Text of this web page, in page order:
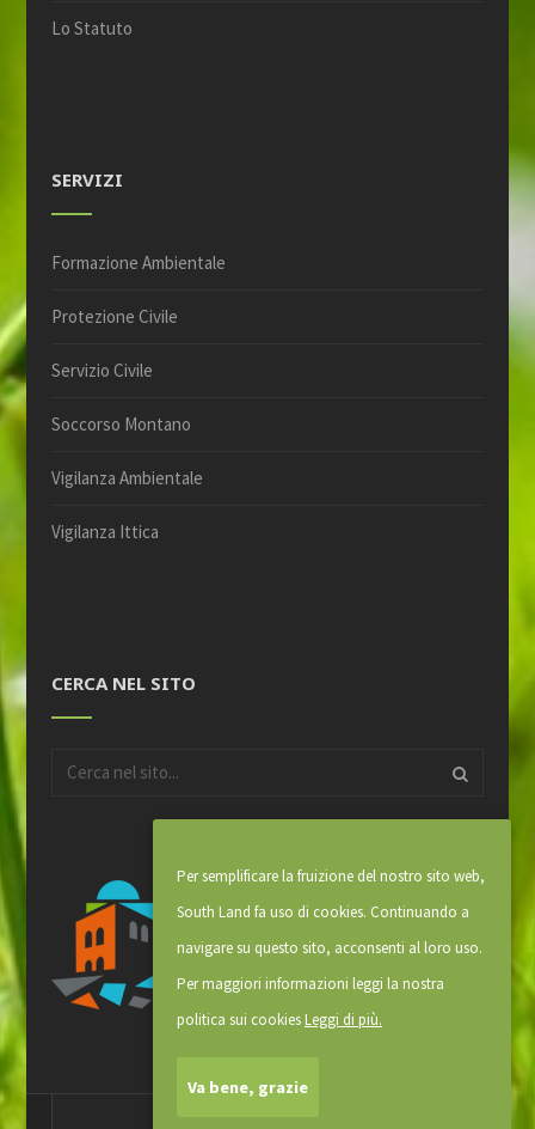
Lo Statuto
SERVIZI
Formazione Ambientale
Protezione Civile
Servizio Civile
Soccorso Montano
Vigilanza Ambientale
Vigilanza Ittica
CERCA NEL SITO
Per semplificare la fruizione del nostro sito web,
South Land fa uso di cookies. Continuando a
navigare su questo sito, acconsenti al loro uso.
Per maggiori informazioni leggi la nostra
politica sui cookiesLeggi di più.
Va bene, grazie